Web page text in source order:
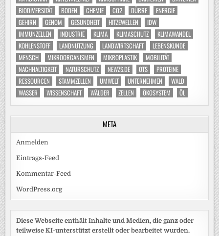
BIODIVERSITÄT
BODEN CHEMIE CO2 DÜRRE
ENERGIE
GEHIRN
GENOM GESUNDHEIT HITZEWELLEN
IDW
IMMUNZELLEN
INDUSTRIE KLIMA KLIMASCHUTZ
KLIMAWANDEL
KOHLENSTOFF
LANDNUTZUNG LANDWIRTSCHAFT
LEBENSKUNDE
MENSCH
MIKROORGANISMEN MIKROPLASTIK
MOBILITÄT
NACHHALTIGKEIT
NATURSCHUTZ NEWZS.DE OTS
PROTEINE
RESSOURCEN
STAMMZELLEN UMWELT UNTERNEHMEN
WALD
WASSER
WISSENSCHAFT WÄLDER ZELLEN ÖKOSYSTEM ÖL
META
Anmelden
Eintrags-Feed
Kommentar-Feed
WordPress.org
Diese Webseite enthält Inhalte und Medien, die ganz oder
teilweise KI-unterstützt erstellt oder bearbeitet wurden.